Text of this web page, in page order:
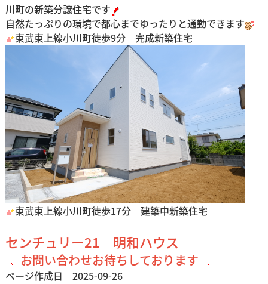
川町の新築分譲住宅です
自然たっぷりの環境で都心までゆったりと通勤できます
東武東上線小川町徒歩9分 完成新築住宅
東武東上線小川町徒歩17分 建築中新築住宅
センチュリー21 明和ハウス
お問い合わせお待ちしております
ページ作成日 2025-09-26